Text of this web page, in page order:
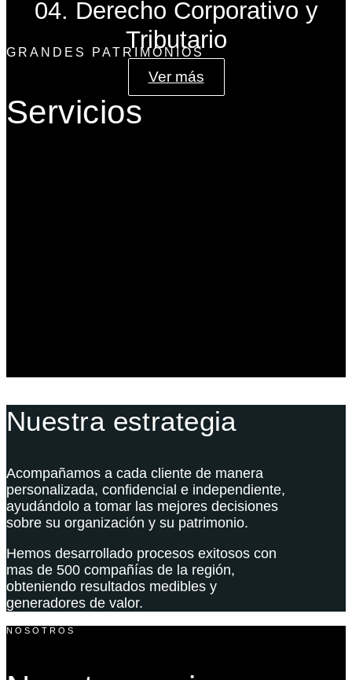
04. Derecho Corporativo y
Tributario
Ver más
GRANDES PATRIMONIOS
Servicios
Nuestra estrategia
Acompañamos a cada cliente de manera
personalizada, confidencial e independiente,
ayudándolo a tomar las mejores decisiones
sobre su organización y su patrimonio.
Hemos desarrollado procesos exitosos con
mas de 500 compañías de la región,
obteniendo resultados medibles y
generadores de valor.
NOSOTROS